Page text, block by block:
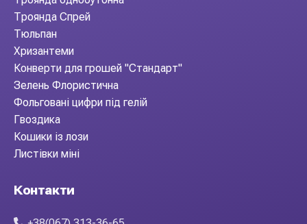
Троянда Спрей
Тюльпан
Хризантеми
Конверти для грошей "Стандарт"
Зелень Флористична
Фольговані цифри під гелій
Гвоздика
Кошики із лози
Листівки міні
Контакти